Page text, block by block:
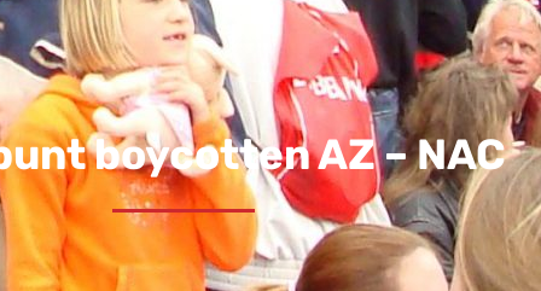
boycotten AZ – NAC